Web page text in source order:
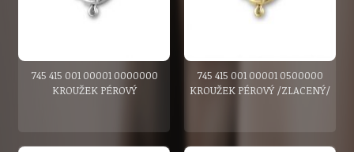
745 415 001 00001 0000000
KROUŽEK PÉROVÝ
745 415 001 00001 0500000
KROUŽEK PÉROVÝ /ZLACENÝ/